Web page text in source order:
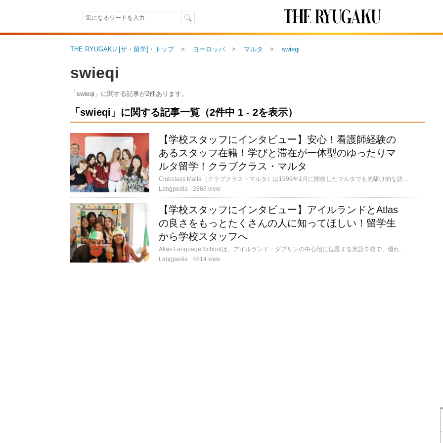
THE RYUGAKU [ザ・留学]・トップ ヨーロッパ マルタ swieqi
swieqi
「swieqi」に関する記事が2件あります。
「swieqi」に関する記事一覧（2件中 1 - 2を表示）
【学校スタッフにインタビュー】安心！看護師経験の
あるスタッフ在籍！学びと滞在が一体型のゆったりマ
ルタ留学！クラブクラス・マルタ
Clubclass Malta（クラブクラス・マルタ）は1999年1月に開校したマルタでも先駆け的な語学学校です。これまで世界50各国以上から約５万人の留学生を受け入れてきた実績があります。繁華街から少しだけ離れたSwieqiに立地し、学校と滞在先、農園、レストラン、保育園も完備されて、学びも生活も国際交流もALL IN SCHOOL！買い物も郵便局もクリニックなど生活に必要なお店が全て徒歩圏内にあります。サウナ付の本格的なジムとプールもあり、留学とホリデーのどちらも楽しめる学校です！
Langpedia
2866 view
【学校スタッフにインタビュー】アイルランドとAtlas
の良さをもっとたくさんの人に知ってほしい！留学生
から学校スタッフへ
Atlas Language Schoolは、アイルランド・ダブリンの中心地に位置する英語学校で、優れた語学学校に送られる賞の受賞歴がある人気校です！国籍比率のバランスが良く、学生の平均年齢が27歳と高めであるため、社会人留学にも適しています。マルタにもキャンパスがあり、ダブリンとマルタの2ヶ国留学も可能です。 生徒から学校スタッフとなり、10年以上Atlasに勤務しているShimpeiさんに、Atlasの良さ、アイルランド留学の魅力についてお伺いしました。
Langpedia
4814 view